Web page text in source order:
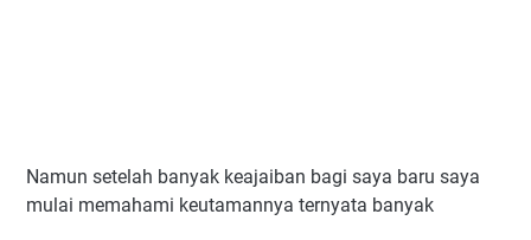
Namun setelah banyak keajaiban bagi saya baru saya
mulai memahami keutamannya ternyata banyak